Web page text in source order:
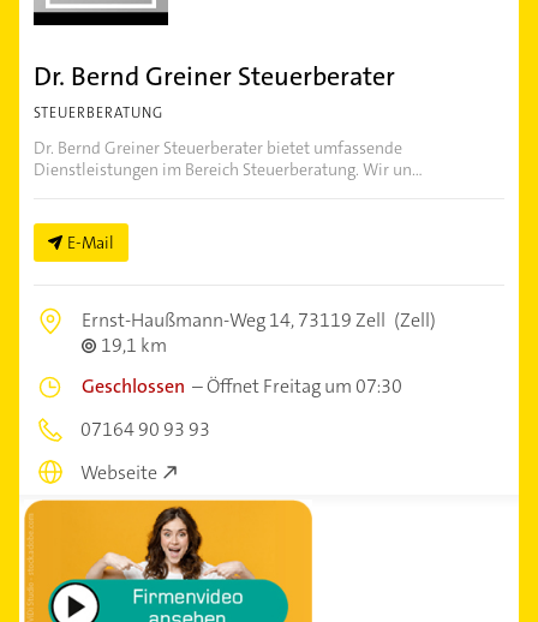
Dr. Bernd Greiner Steuerberater
STEUERBERATUNG
Dr. Bernd Greiner Steuerberater bietet umfassende
Dienstleistungen im Bereich Steuerberatung. Wir un...
E-Mail
Ernst-Haußmann-Weg 14,73119 Zell (Zell)
19,1 km
Geschlossen –Öffnet Freitag um 07:30
07164 90 93 93
Webseite